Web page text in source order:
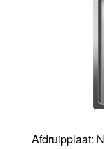
Afdruipplaat: